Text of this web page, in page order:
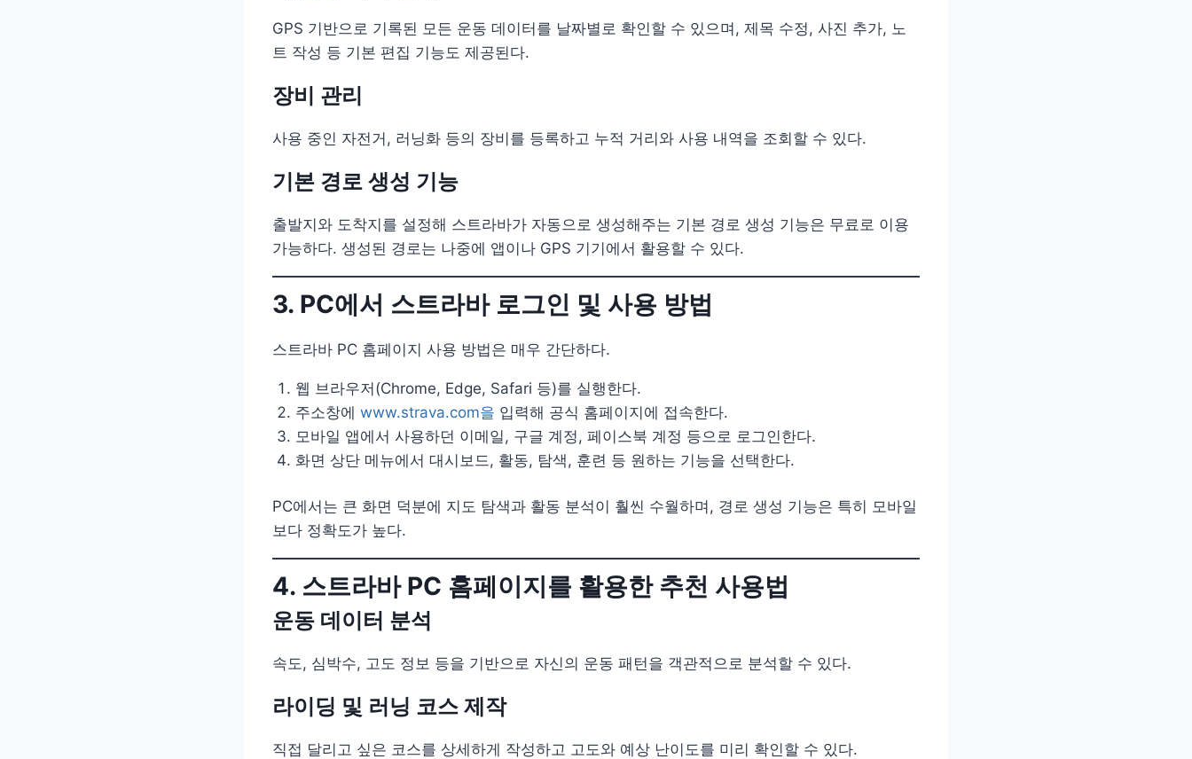
GPS 기반으로 기록된 모든 운동 데이터를 날짜별로 확인할 수 있으며, 제목 수정, 사진 추가, 노
트 작성 등 기본 편집 기능도 제공된다.
장비 관리
사용 중인 자전거, 러닝화 등의 장비를 등록하고 누적 거리와 사용 내역을 조회할 수 있다.
기본 경로 생성 기능
출발지와 도착지를 설정해 스트라바가 자동으로 생성해주는 기본 경로 생성 기능은 무료로 이용
가능하다. 생성된 경로는 나중에 앱이나 GPS 기기에서 활용할 수 있다.
3. PC에서 스트라바 로그인 및 사용 방법
스트라바 PC 홈페이지 사용 방법은 매우 간단하다.
웹 브라우저(Chrome, Edge, Safari 등)를 실행한다.
주소창에 www.strava.com을 입력해 공식 홈페이지에 접속한다.
모바일 앱에서 사용하던 이메일, 구글 계정, 페이스북 계정 등으로 로그인한다.
화면 상단 메뉴에서 대시보드, 활동, 탐색, 훈련 등 원하는 기능을 선택한다.
PC에서는 큰 화면 덕분에 지도 탐색과 활동 분석이 훨씬 수월하며, 경로 생성 기능은 특히 모바일
보다 정확도가 높다.
4. 스트라바 PC 홈페이지를 활용한 추천 사용법
운동 데이터 분석
속도, 심박수, 고도 정보 등을 기반으로 자신의 운동 패턴을 객관적으로 분석할 수 있다.
라이딩 및 러닝 코스 제작
직접 달리고 싶은 코스를 상세하게 작성하고 고도와 예상 난이도를 미리 확인할 수 있다.